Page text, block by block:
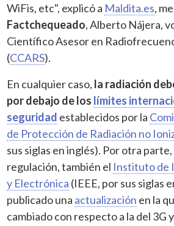
WiFis, etc", explicó a Maldita.es,
Factchequeado, Alberto Nájera,
Científico Asesor en
(CCARS).
En cualquier caso, la radiación
por debajo de los límites
seguridad establecidos por la
de Protección de Radiación no
sus siglas en inglés). Por otra
regulación, también el Instituto de
y Electrónica (IEEE, por sus siglas
publicado una actualización en la
cambiado con respecto a la del 3G